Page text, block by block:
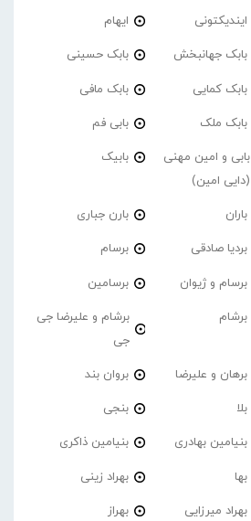
ایندیکتونی ایهام
بابک جهانبخش بابک حسینی
بابک کمایی بابک مافی
بابک ملک بابی فم
بابی و امین مهنی
(دایی امین)
بابیک
باران بارن جباری
بردیا صادقی برسام
برسام و ژیوان برسامین
برشام
برشام و علیرضا جی
جی
برهان و علیرضا بروان بند
بلا بنجی
بنیامین بهادری بنیامین ذاکری
بها بهراد زینی
بهراد میرزایی بهراز